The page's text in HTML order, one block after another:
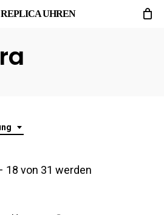
REPLICA UHREN
18 von 31 werden